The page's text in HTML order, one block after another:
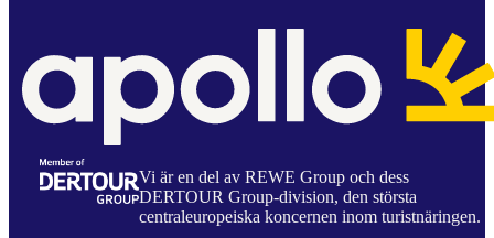
Vi är en del av REWE Group och dess
DERTOUR Group-division, den största
centraleuropeiska koncernen inom turistnäringen.